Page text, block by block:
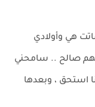
هي وأولادي
صالح .. سامحني
استحق ، وبعدها